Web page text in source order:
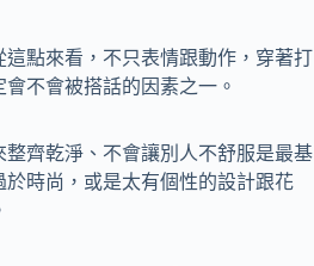
點來看，不只表情跟動作，穿著打
不會被搭話的因素之一。
齊乾淨、不會讓別人不舒服是最基
時尚，或是太有個性的設計跟花